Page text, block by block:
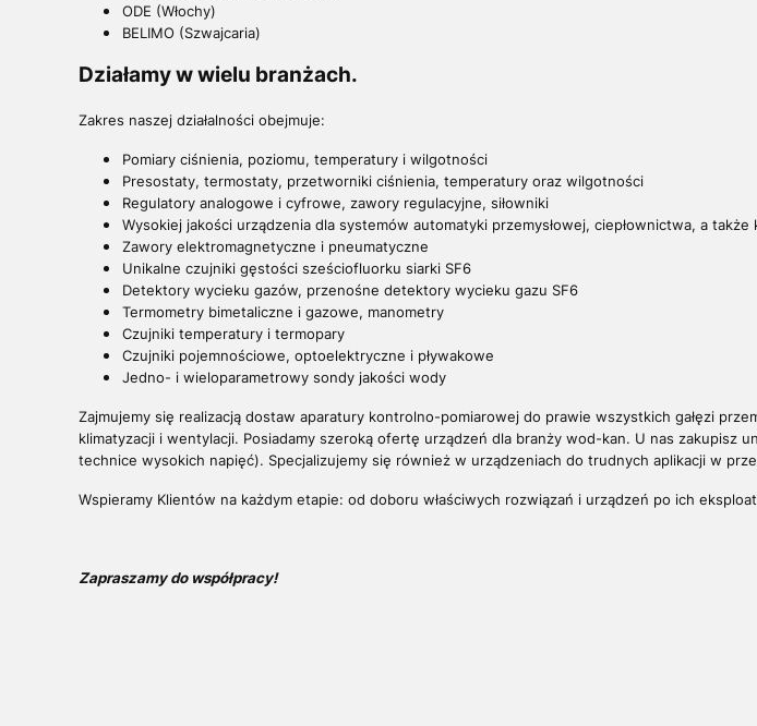
ODE (Włochy)
BELIMO (Szwajcaria)
Działamy w wielu branżach.
Zakres naszej działalności obejmuje:
Pomiary ciśnienia, poziomu, temperatury i wilgotności
Presostaty, termostaty, przetworniki ciśnienia, temperatury oraz wilgotności
Regulatory analogowe i cyfrowe, zawory regulacyjne, siłowniki
Wysokiej jakości urządzenia dla systemów automatyki przemysłowej, ciepłownictwa, a także
Zawory elektromagnetyczne i pneumatyczne
Unikalne czujniki gęstości sześciofluorku siarki SF6
Detektory wycieku gazów, przenośne detektory wycieku gazu SF6
Termometry bimetaliczne i gazowe, manometry
Czujniki temperatury i termopary
Czujniki pojemnościowe, optoelektryczne i pływakowe
Jedno- i wieloparametrowy sondy jakości wody
Zajmujemy się realizacją dostaw aparatury kontrolno-pomiarowej do prawie wszystkich gałęzi
klimatyzacji i wentylacji. Posiadamy szeroką ofertę urządzeń dla branży wod-kan. U nas zakupisz
technice wysokich napięć). Specjalizujemy się również w urządzeniach do trudnych aplikacji w
Wspieramy Klientów na każdym etapie: od doboru właściwych rozwiązań i urządzeń po ich
Zapraszamy do współpracy!